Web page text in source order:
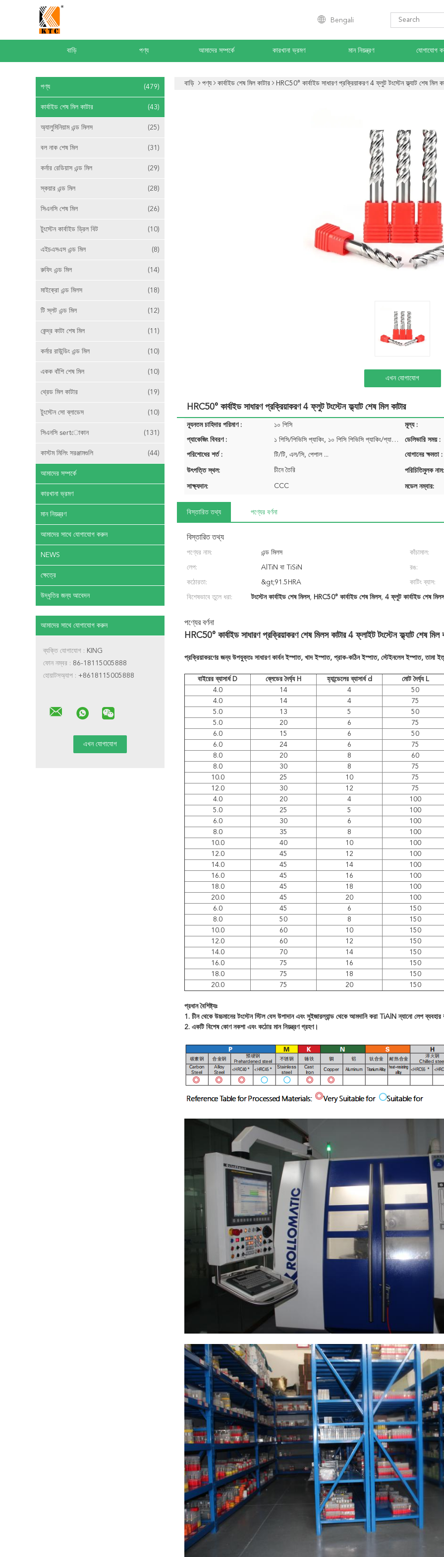
Bengali
বাড়ি পণ্য আমাদের সম্পর্কে কারখানা ভ্রমণ মান নিয়ন্ত্রণ যোগাযোগ
পণ্য (479)
কার্বাইড শেষ মিল কাটার (43)
অ্যালুমিনিয়াম এন্ড মিলস (25)
বল নাক শেষ মিল (31)
কর্নার রেডিয়াস এন্ড মিল (29)
স্কয়ার এন্ড মিল (28)
সিএনসি শেষ মিল (26)
টুংস্টেন কার্বাইড ড্রিল বিট (10)
এইচএসএস এন্ড মিল (8)
রুফিং এন্ড মিল (14)
মাইক্রো এন্ড মিলস (18)
টি স্লট এন্ড মিল (12)
কেন্দ্র কাটা শেষ মিল (11)
কর্নার রাউন্ডিং এন্ড মিল (10)
একক বাঁশি শেষ মিল (10)
থ্রেড মিল কাটার (19)
টুংস্টেন সো ব্লাডেস (10)
সিএনসি sertোকান (131)
কাস্টম মিলিং সরঞ্জামগুলি (44)
আমাদের সম্পর্কে
কারখানা ভ্রমণ
মান নিয়ন্ত্রণ
আমাদের সাথে যোগাযোগ করুন
NEWS
ক্ষেত্রে
উদ্ধৃতির জন্য আবেদন
আমাদের সাথে যোগাযোগ করুন
ব্যক্তি যোগাযোগ : KING
ফোন নম্বর : 86-18115005888
হোয়াটসঅ্যাপ : +8618115005888
বাড়ি পণ্য কার্বাইড শেষ মিল কাটার HRC50° কার্বাইড সাধারণ প্রক্রিয়াকরণ 4 ফ্লুট টংস্টেন ফ্ল্যাট শেষ মিল
এখন যোগাযোগ
HRC50° কার্বাইড সাধারণ প্রক্রিয়াকরণ 4 ফ্লুট টংস্টেন ফ্ল্যাট শেষ মিল কাটার
ন্যূনতম চাহিদার পরিমাণ : ১০ পিসি মূল্য :
প্যাকেজিং বিবরণ : ১ পিসি/পিভিসি প্যাকিং, ১০ পিসি পিভিসি প্যাকিং/প্যাকিং... ডেলিভারি সময় :
পরিশোধের শর্ত : টি/টি, এল/সি, পেপাল ... যোগানের ক্ষমতা :
উৎপত্তি স্থল: চীনে তৈরি পরিচিতিমুলক নাম:
সাক্ষ্যদান: CCC মডেল নম্বার:
বিস্তারিত তথ্য পণ্যের বর্ণনা
বিস্তারিত তথ্য
পণ্যের নাম: এন্ড মিলস কাঁচামাল:
লেপ: AlTiN বা TiSiN রঙ:
কঠোরতা: &gt;91.5HRA কাটিং ব্যাস:
বিশেষভাবে তুলে ধরা: টংস্টেন কার্বাইড শেষ মিলস, HRC50° কার্বাইড শেষ মিলস, 4 ফ্লুট কার্বাইড শেষ মিলস
পণ্যের বর্ণনা
HRC50° কার্বাইড সাধারণ প্রক্রিয়াকরণ শেষ মিলস কাটার 4 ফ্লাইট টংস্টেন ফ্ল্যাট শেষ মিল
প্রক্রিয়াকরণের জন্য উপযুক্তঃ সাধারণ কার্বন ইস্পাত, খাদ ইস্পাত, প্রাক-কঠিন ইস্পাত, স্টেইনলেস ইস্পাত, তামা
বাইরের ব্যাসার্ধ D ব্লেডের দৈর্ঘ্য H হ্যান্ডেলের ব্যাসার্ধ d
মোট দৈর্ঘ্য L
4.0
14 4
50
4.0
14 4
75
5.0
13 5
50
5.0
20 6
75
6.0
15 6
50
6.0
24 6
75
8.0
20 8
60
8.0
30 8
75
10.0
25 10
75
12.0
30 12
75
4.0
20 4
100
5.0
25 5
100
6.0
30 6
100
8.0
35 8
100
10.0
40 10
100
12.0
45 12
100
14.0
45 14
100
16.0
45 16
100
18.0
45 18
100
20.0
45 20
100
6.0
45 6
150
8.0
50 8
150
10.0
60 10
150
12.0
60 12
150
14.0
70 14
150
16.0
75 16
150
18.0
75 18
150
20.0
75 20 150
প্রধান বৈশিষ্ট্যঃ
1. চীন থেকে উচ্চমানের টংস্টেন স্টিল বেস উপাদান এবং সুইজারল্যান্ড থেকে আমদানি করা TiAlN ন্যানো লেপ ব্যবহার
2. একটি বিশেষ কোণ নকশা এবং কঠোর মান নিয়ন্ত্রণ গ্রহণ।